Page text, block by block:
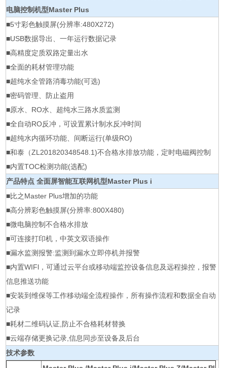
电脑控制机型Master Plus
■5寸彩色触摸屏(分辨率:480X272)
■USB数据导出、一年运行数据记录
■高精度定质双路定量出水
■全面的耗材管理功能
■超纯水全管路消毒功能(可选)
■密码管理、防止盗用
■原水、RO水、超纯水三路水质监测
■全自动RO反冲，可设置累计制水反冲时间
■超纯水内循环功能、间断运行(单级RO)
■和泰（ZL201820348548.1)不合格水排放功能，定时电磁阀控制
■内置TOC检测功能(选配)
产品特点 全面屏智能互联网机型Master Plus i
■比之Master Plus增加的功能
■高分辨彩色触摸屏(分辨率:800X480)
■微电脑控制不合格水排放
■可连接打印机，中英文双语操作
■漏水监测报警:监测到漏水立即停机并报警
■内置WIFl，可通过云平台或移动端监控设备信息及远程操控，报警
信息推送功能
■安装到维保等工作移动端全流程操作，所有操作流程和数据全自动
记录
■耗材二维码认证,防止不合格耗材替换
■云端存储更换记录,信息同步至设备及后台
技术参数